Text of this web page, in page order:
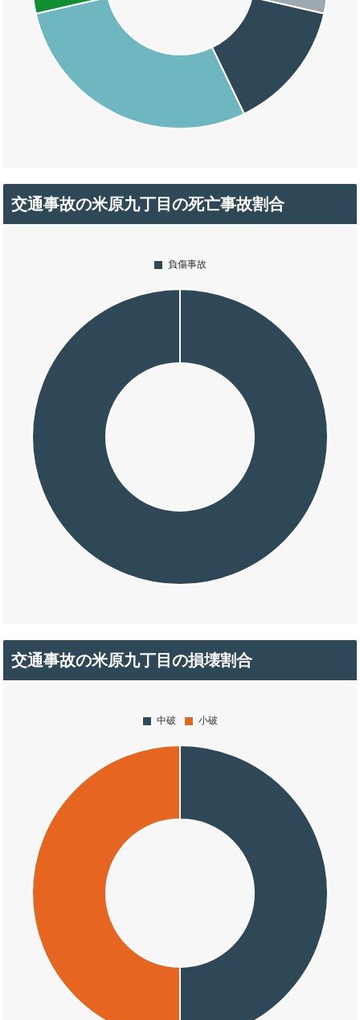
交通事故の米原九丁目の死亡事故割合
交通事故の米原九丁目の損壊割合